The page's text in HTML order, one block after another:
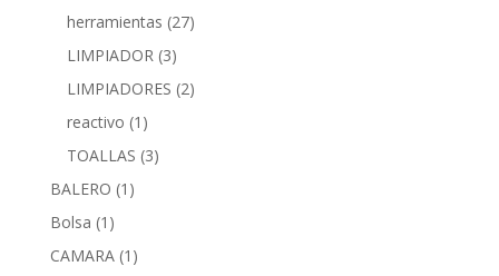
herramientas (27)
LIMPIADOR (3)
LIMPIADORES (2)
reactivo (1)
TOALLAS (3)
BALERO (1)
Bolsa (1)
CAMARA (1)